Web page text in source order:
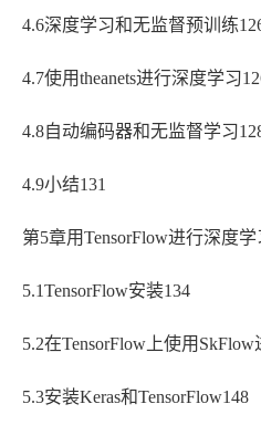
4.6深度学习和无监督预训练
4.7使用theanets进行深度学习
4.8自动编码器和无监督学习
4.9小结131
第5章用TensorFlow进行深度学
5.1TensorFlow安装134
5.2在TensorFlow上使用
5.3安装Keras和TensorFlow148